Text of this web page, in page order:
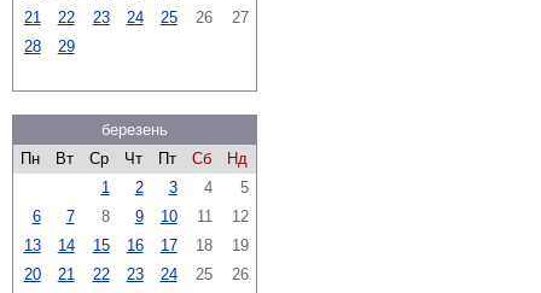
21
22 23 24 25 26
27
28
29
березень
Пн
Вт Ср Чт Пт Сб
Нд
1
2 3 4
5
6
7 8 9 10 11
12
13
14 15 16 17 18
19
20
21 22 23 24 25
26